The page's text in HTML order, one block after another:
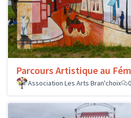
Parcours Artistique au
Association Les Arts Bran'choix
0